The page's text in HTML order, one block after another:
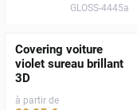
GLOSS-4445a
Covering voiture
violet sureau brillant
3D
à partir de